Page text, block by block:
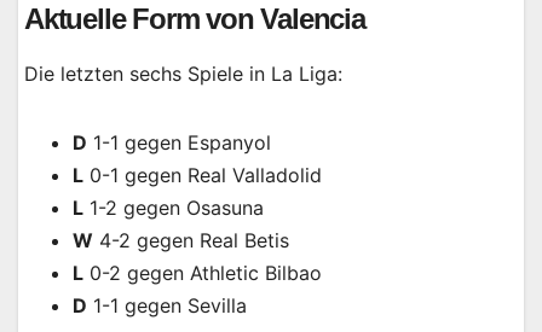
Aktuelle Form von Valencia
Die letzten sechs Spiele in La Liga:
D 1-1 gegen Espanyol
L 0-1 gegen Real Valladolid
L 1-2 gegen Osasuna
W 4-2 gegen Real Betis
L 0-2 gegen Athletic Bilbao
D 1-1 gegen Sevilla